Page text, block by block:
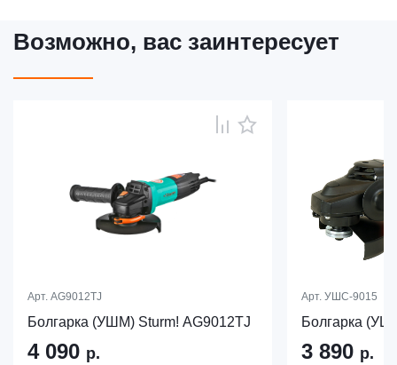
Возможно, вас заинтересует
Арт. AG9012TJ
Болгарка (УШМ) Sturm! AG9012TJ
4 090 р.
Арт. УШС-9015
Болгарка
3 890 р.